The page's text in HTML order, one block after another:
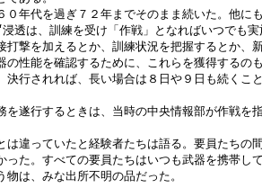
年代を過ぎ７２年までそのまま続いた。他に
透は、訓練を受け「作戦」となればいつでも実
打撃を加えるとか、訓練状況を把握するとか、
の性能を確認するために、これらを獲得するの
決行されれば、長い場合は８日や９日も続くこ
遂行するときは、当時の中央情報部が作戦を
違っていたと経験者たちは語る。要員たちの
った。すべての要員たちはいつも武器を携帯し
は、みな出所不明の品だった。